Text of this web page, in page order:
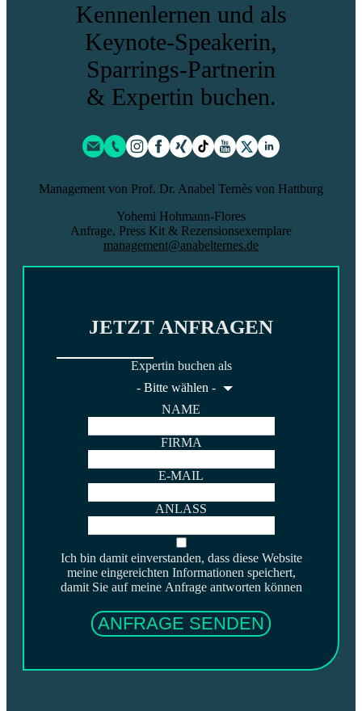
Kennenlernen und als
Keynote-Speakerin,
Sparrings-Partnerin
& Expertin buchen.
Management von Prof. Dr. Anabel Ternès von Hattburg
Yohemi Hohmann-Flores
Anfrage, Press Kit & Rezensionsexemplare
management@anabelternes.de
JETZT ANFRAGEN
Expertin buchen als
- Bitte wählen -
NAME
FIRMA
E-MAIL
ANLASS
Ich bin damit einverstanden, dass diese Website
meine eingereichten Informationen speichert,
damit Sie auf meine Anfrage antworten können
ANFRAGE SENDEN